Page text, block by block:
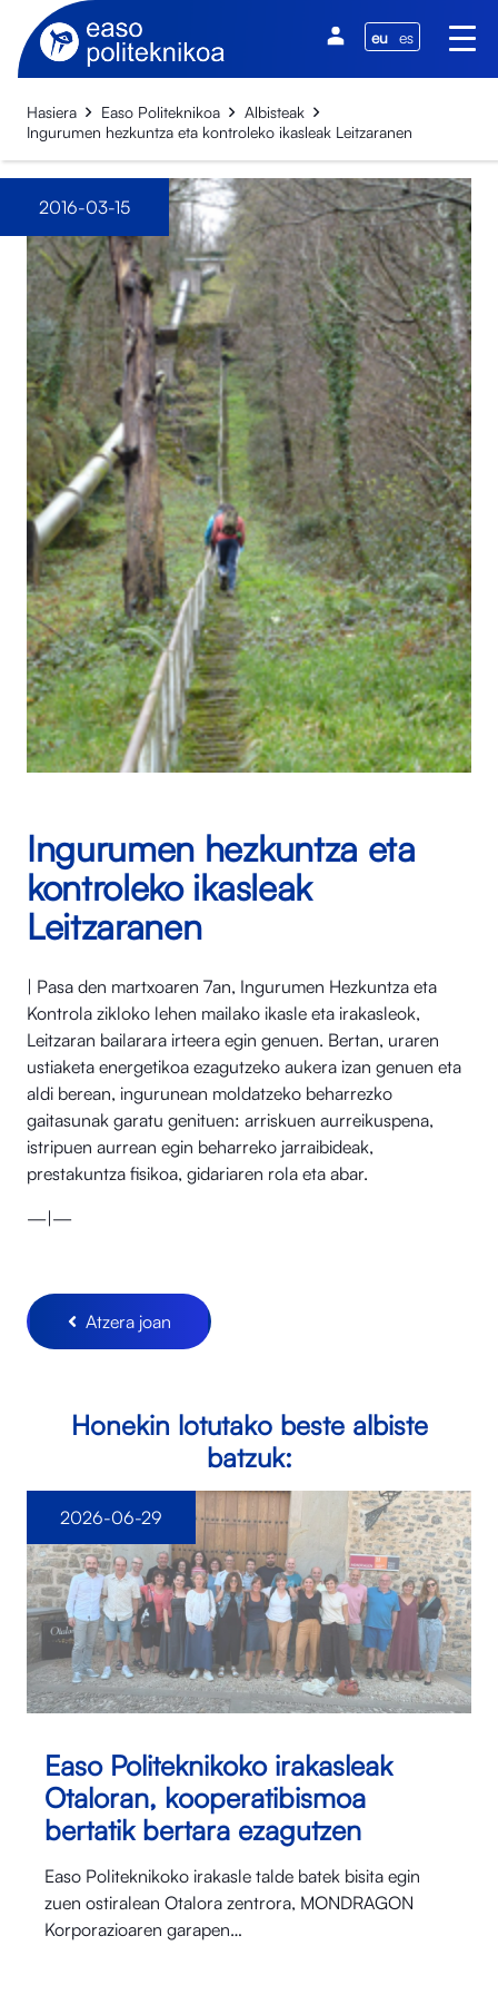
eu es
Hasiera Easo Politeknikoa
Albisteak
Ingurumen hezkuntza eta kontroleko ikasleak Leitzaranen
2016-03-15
Ingurumen hezkuntza eta
kontroleko ikasleak
Leitzaranen
| Pasa den martxoaren 7an, Ingurumen Hezkuntza eta
Kontrola zikloko lehen mailako ikasle eta irakasleok,
Leitzaran bailarara irteera egin genuen. Bertan, uraren
ustiaketa energetikoa ezagutzeko aukera izan genuen eta
aldi berean, ingurunean moldatzeko beharrezko
gaitasunak garatu genituen: arriskuen aurreikuspena,
istripuen aurrean egin beharreko jarraibideak,
prestakuntza fisikoa, gidariaren rola eta abar.
—|—
Atzera joan
Honekin lotutako beste albiste
batzuk:
Easo Politeknikoko irakasleak
Otaloran, kooperatibismoa
bertatik bertara ezagutzen
Easo Politeknikoko irakasle talde batek bisita egin
zuen ostiralean Otalora⁠ zentrora, MONDRAGON
Korporazioaren garapen…
2026-06-29